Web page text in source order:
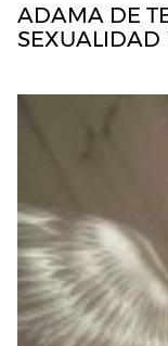
ADAMA DE
SEXUALIDAD